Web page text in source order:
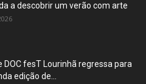
a descobrir um verão com arte
DOC fesT Lourinhã regressa para
edição de...